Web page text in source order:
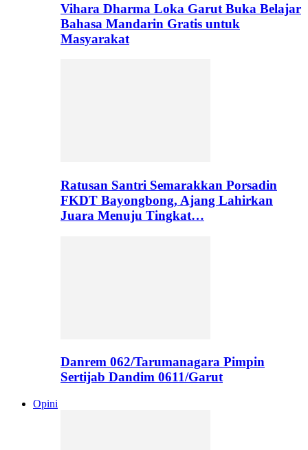
Vihara Dharma Loka Garut Buka Belajar
Bahasa Mandarin Gratis untuk
Masyarakat
Ratusan Santri Semarakkan Porsadin
FKDT Bayongbong, Ajang Lahirkan
Juara Menuju Tingkat…
Danrem 062/Tarumanagara Pimpin
Sertijab Dandim 0611/Garut
Opini